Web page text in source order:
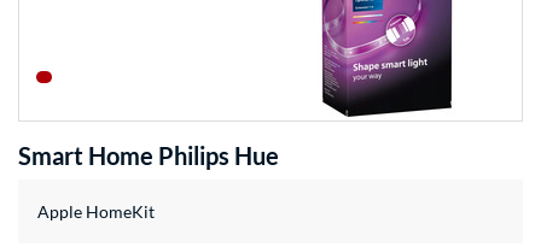
Smart Home Philips Hue
Apple HomeKit